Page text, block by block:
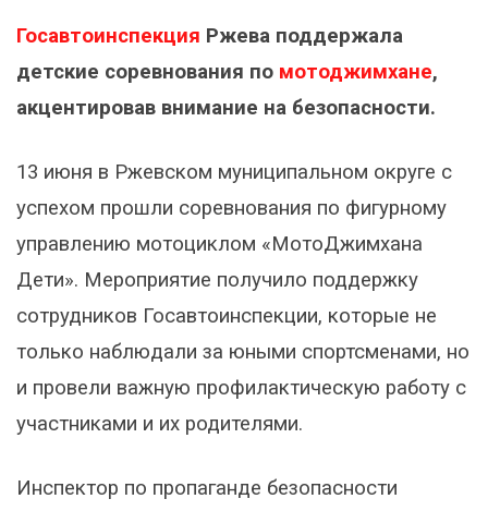
Госавтоинспекция Ржева поддержала
детские соревнования по мотоджимхане,
акцентировав внимание на безопасности.
13 июня в Ржевском муниципальном округе с
успехом прошли соревнования по фигурному
управлению мотоциклом «МотоДжимхана
Дети». Мероприятие получило поддержку
сотрудников Госавтоинспекции, которые не
только наблюдали за юными спортсменами, но
и провели важную профилактическую работу с
участниками и их родителями.
Инспектор по пропаганде безопасности